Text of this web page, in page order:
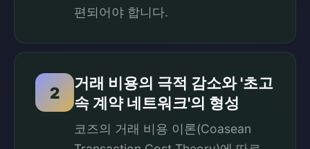
편되어야 합니다.
2
거래 비용의 극적 감소와 '초고
속 계약 네트워크'의 형성
코즈의 거래 비용 이론(Coasean